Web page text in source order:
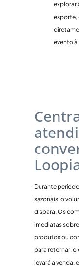
explorar
esporte,
evento à
Durante
sazonais, o
dispara. Os
imediatas
produtos ou
para retornar,
levará a venda,